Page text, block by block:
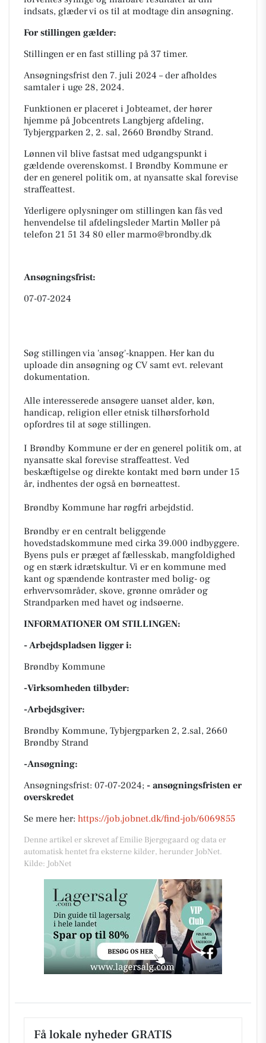
indsats, glæder vi os til at modtage din ansøgning.
For stillingen gælder:
Stillingen er en fast stilling på 37 timer.
Ansøgningsfrist den 7. juli 2024 – der afholdes
samtaler i uge 28, 2024.
Funktionen er placeret i Jobteamet, der hører
hjemme på Jobcentrets Langbjerg afdeling,
Tybjergparken 2, 2. sal, 2660 Brøndby Strand.
Lønnen vil blive fastsat med udgangspunkt i
gældende overenskomst. I Brøndby Kommune er
der en generel politik om, at nyansatte skal forevise
straffeattest.
Yderligere oplysninger om stillingen kan fås ved
henvendelse til afdelingsleder Martin Møller på
telefon 21 51 34 80 ellermarmo@brondby.dk
Ansøgningsfrist:
07-07-2024
Søg stillingen via 'ansøg'-knappen. Her kan du
uploade din ansøgning og CV samt evt. relevant
dokumentation.
Alle interesserede ansøgere uanset alder, køn,
handicap, religion eller etnisk tilhørsforhold
opfordres til at søge stillingen.
I Brøndby Kommune er der en generel politik om, at
nyansatte skal forevise straffeattest. Ved
beskæftigelse og direkte kontakt med børn under 15
år, indhentes der også en børneattest.
Brøndby Kommune har røgfri arbejdstid.
Brøndby er en centralt beliggende
hovedstadskommune med cirka 39.000 indbyggere.
Byens puls er præget af fællesskab, mangfoldighed
og en stærk idrætskultur. Vi er en kommune med
kant og spændende kontraster med bolig- og
erhvervsområder, skove, grønne områder og
Strandparken med havet og indsøerne.
INFORMATIONER OM STILLINGEN:
- Arbejdspladsen ligger i:
Brøndby Kommune
-Virksomheden tilbyder:
-Arbejdsgiver:
Brøndby Kommune, Tybjergparken 2, 2.sal, 2660
Brøndby Strand
-Ansøgning:
Ansøgningsfrist: 07-07-2024; - ansøgningsfristen er
overskredet
Se mere her: https://job.jobnet.dk/find-job/6069855
Denne artikel er skrevet af Emilie Bjergegaard og data er
automatisk hentet fra eksterne kilder, herunder JobNet.
Kilde: JobNet
Få lokale nyheder GRATIS